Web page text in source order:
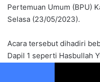
Pertemuan Umum (BPU)
Selasa (23/05/2023).
Acara tersebut dihadiri
Dapil 1 seperti Hasbullah